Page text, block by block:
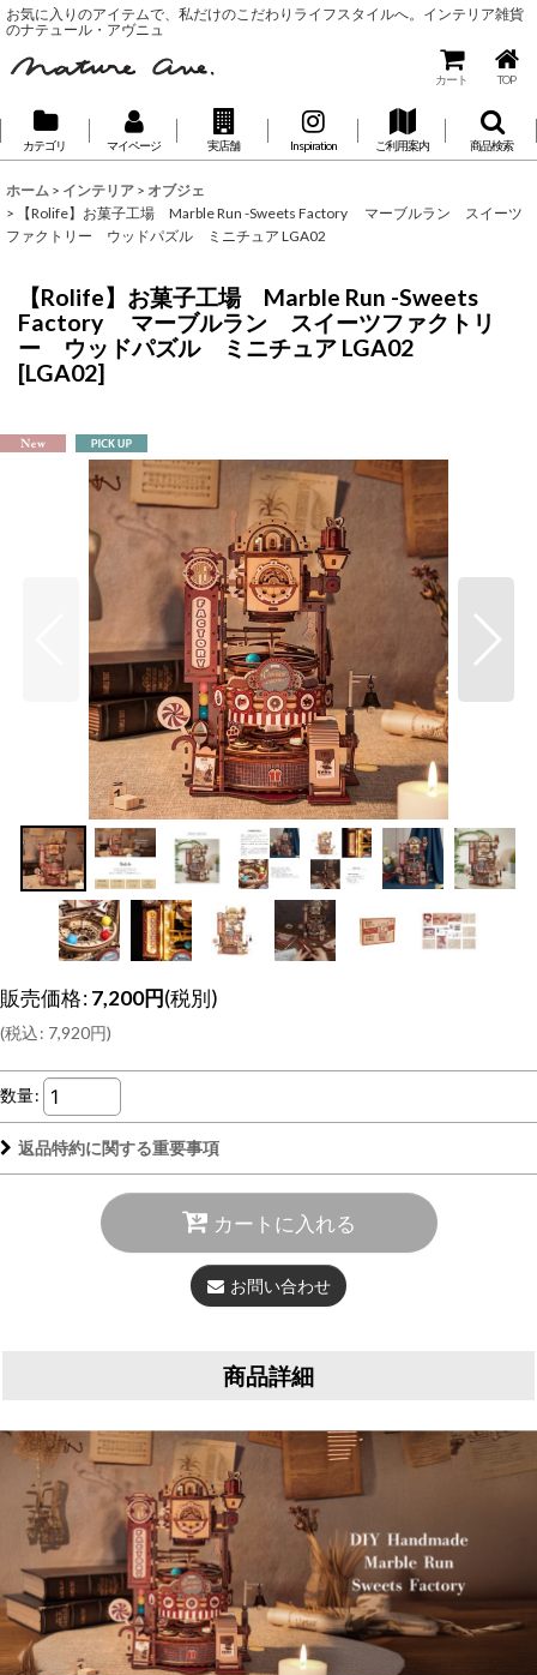
お気に入りのアイテムで、私だけのこだわりライフスタイルへ。インテリア雑貨
のナテュール・アヴニュ
カート TOP
カテゴリ マイページ 実店舗 Inspiration ご利用案内 商品検索
ホーム > インテリア > オブジェ
>
【Rolife】お菓子工場 Marble Run -Sweets Factory マーブルラン スイーツ
ファクトリー ウッドパズル ミニチュア LGA02
【Rolife】お菓子工場 Marble Run -Sweets
Factory マーブルラン スイーツファクトリ
ー ウッドパズル ミニチュア LGA02
[LGA02]
販売価格:7,200円(税別)
(税込: 7,920円)
数量:
返品特約に関する重要事項
カートに入れる
お問い合わせ
商品詳細